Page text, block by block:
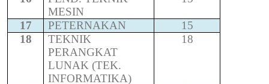
MESIN
17 PETERNAKAN
15
18
TEKNIK
PERANGKAT
LUNAK (TEK.
INFORMATIKA)
18